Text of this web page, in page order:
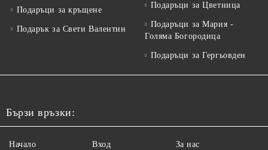
Подаръци за кръщене
Подарък за Свети Валентин
Подаръци за Цветница
Подаръци за Мария -
Голяма Богородица
Подаръци за Гергьовден
Бързи връзки:
Начало Вход За нас